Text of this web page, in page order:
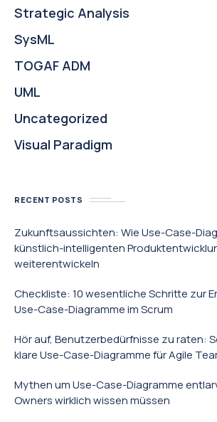
Strategic Analysis
SysML
TOGAF ADM
UML
Uncategorized
Visual Paradigm
RECENT POSTS
Zukunftsaussichten: Wie Use-Case-
künstlich-intelligenten
weiterentwickeln
Checkliste: 10 wesentliche Schritte zur
Use-Case-Diagramme im Scrum
Hör auf, Benutzerbedürfnisse zu raten:
klare Use-Case-Diagramme für Agile
Mythen um Use-Case-Diagramme
Owners wirklich wissen müssen